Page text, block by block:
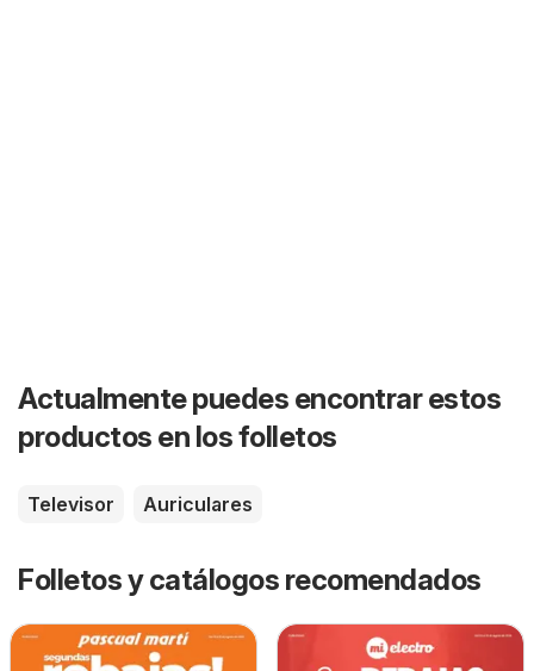
Actualmente puedes encontrar estos
productos en los folletos
Televisor Auriculares
Folletos y catálogos recomendados